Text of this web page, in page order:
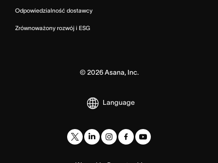
Odpowiedzialność dostawcy
Zrównoważony rozwój i ESG
© 2026Asana, Inc.
Language